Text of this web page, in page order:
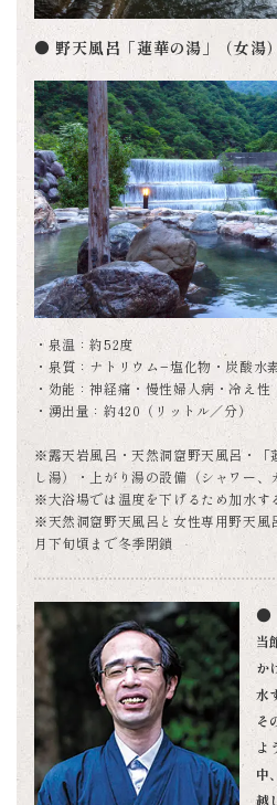
● 野天風呂「蓮華の湯」（女湯）
・泉温：約52度
・泉質：ナトリウム−塩化物・炭酸水
・効能：神経痛・慢性婦人病・冷え性
・湧出量：約420（リットル／分）
※露天岩風呂・天然洞窟野天風呂・「
し湯）・上がり湯の設備（シャワー、
※大浴場では温度を下げるため加水す
※天然洞窟野天風呂と女性専用野天風
月下旬頃まで冬季閉鎖
●
当
か
水
そ
よ
中
越